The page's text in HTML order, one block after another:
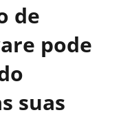
de
pode
suas